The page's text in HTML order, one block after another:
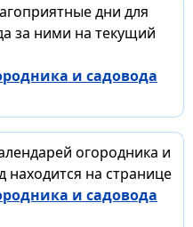
дни для
за ними на текущий
и садовода
огородника и
находится на странице
и садовода